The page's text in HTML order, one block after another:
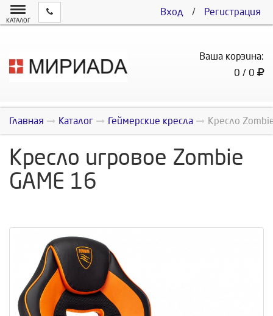
Вход / Регистрация
КАТАЛОГ
Ваша корзина:
0 / 0
Главная Каталог Геймерские кресла Кресло
Кресло игровое Zombie
GAME 16